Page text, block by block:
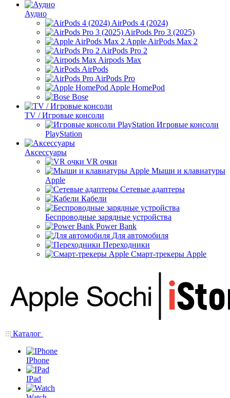
Аудио
AirPods 4 (2024)
AirPods Pro 3 (2025)
Apple AirPods Max 2
AirPods Pro 2
Airpods Max
AirPods
AirPods Pro
Apple HomePod
Bose
TV / Игровые консоли
Игровые консоли
PlayStation
Аксессуары
VR очки
Мыши и клавиатуры
Apple
Сетевые адаптеры
Кабели
Беспроводные зарядные устройства
Power Bank
Для автомобиля
Переходники
Смарт-трекеры Apple
Каталог
IPhone
IPad